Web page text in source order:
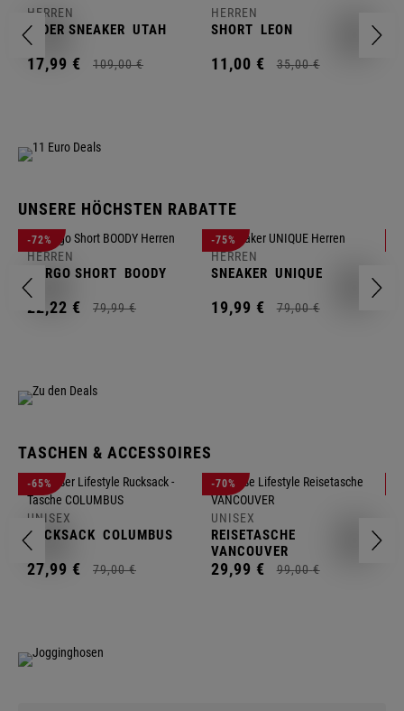
HERREN
LEDER SNEAKER UTAH
17,99 € 109,00 €
HERREN
SHORT LEON
11,00 € 35,00 €
UNSERE HÖCHSTEN RABATTE
-72%
HERREN
CARGO SHORT BOODY
22,22 € 79,99 €
-75%
HERREN
SNEAKER UNIQUE
19,99 € 79,00 €
TASCHEN & ACCESSOIRES
-65%
UNISEX
RUCKSACK COLUMBUS
27,99 € 79,00 €
-70%
UNISEX
REISETASCHE
VANCOUVER
29,99 € 99,00 €